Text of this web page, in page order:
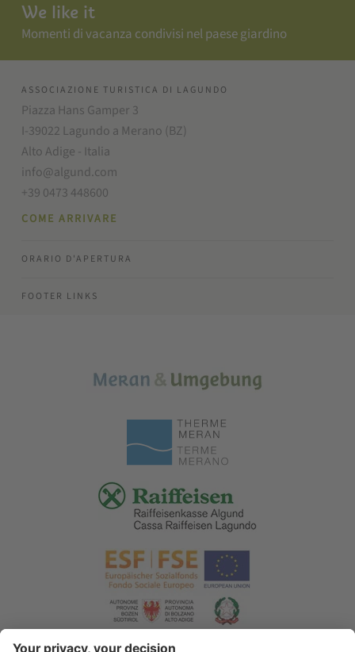
We like it
Momenti di vacanza condivisi nel paese giardino
ASSOCIAZIONE TURISTICA DI LAGUNDO
Piazza Hans Gamper 3
I-39022 Lagundo a Merano (BZ)
Alto Adige - Italia
info@algund.com
+39 0473 448600
COME ARRIVARE
ORARIO D'APERTURA
FOOTER LINKS